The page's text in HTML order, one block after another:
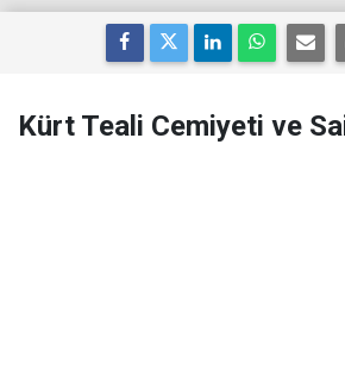
Kürt Teali Cemiyeti ve